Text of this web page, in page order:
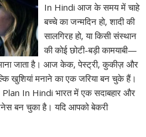
In Hindi आज के समय में चाहे
बच्चे का जन्मदिन हो, शादी की
सालगिरह हो, या किसी संस्थान
की कोई छोटी-बड़ी कामयाबी—
जाता है। आज केक, पेस्ट्री, कुकीज़ और
खुशियां मनाने का एक जरिया बन चुके हैं।
In Hindi भारत में एक सदाबहार और
बन चुका है। यदि आपको बेकरी